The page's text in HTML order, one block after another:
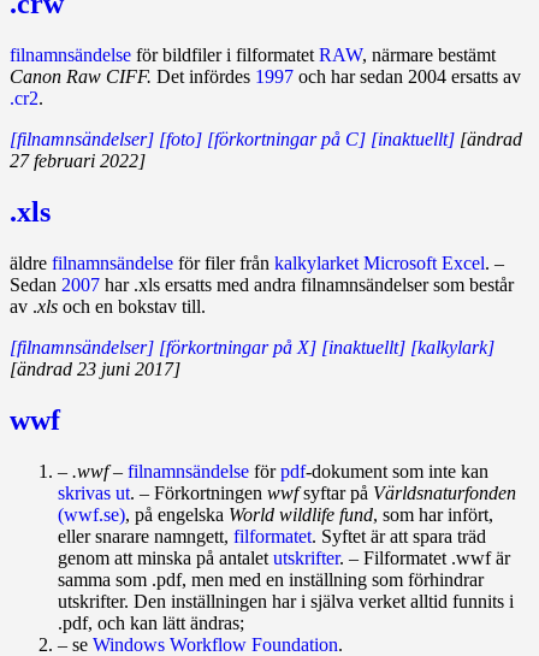
filnamnsändelse för bildfiler i filformatet RAW, närmare bestämt
Canon Raw CIFF. Det infördes 1997 och har sedan 2004 ersatts av
.cr2.
[filnamnsändelser] [foto] [förkortningar på C] [inaktuellt] [ändrad
27 februari 2022]
.xls
äldre filnamnsändelse för filer från kalkylarket Microsoft Excel. –
Sedan 2007 har .xls ersatts med andra filnamnsändelser som består
av .xls och en bokstav till.
[filnamnsändelser] [förkortningar på X] [inaktuellt] [kalkylark]
[ändrad 23 juni 2017]
wwf
– .wwf– filnamnsändelse förpdf-dokument som inte kan
skrivas ut. – Förkortningen wwfsyftar på Världsnaturfonden
(wwf.se), på engelska World wildlife fund, som har infört,
eller snarare namngett, filformatet. Syftet är att spara träd
genom att minska på antalet utskrifter. – Filformatet .wwf är
samma som .pdf, men med en inställning som förhindrar
utskrifter. Den inställningen har i själva verket alltid funnits i
.pdf, och kan lätt ändras;
– se Windows Workflow Foundation.